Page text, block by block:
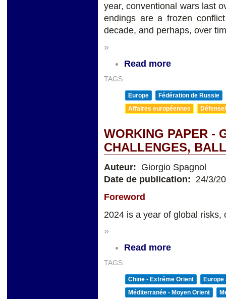
year, conventional wars last
endings are a frozen
decade, and perhaps, over
»
Read more
TAGS:
Europe
Fédération de Russie
Affaires européennes
WORKING PAPER -
CHALLENGES,
Auteur: Giorgio Spagnol
Date de publication: 24/3/
Foreword
2024 is a year of global
»
Read more
TAGS:
Chine - Extrême Orient
Europe
Méditerranée - Moyen Orient